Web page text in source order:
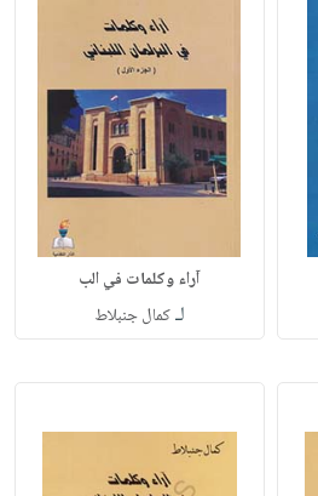
آراء وكلمات في الب
لـكمال جنبلاط